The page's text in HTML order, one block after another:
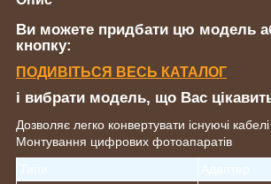
Ви можете придбати цю модель
кнопку:
ПОДИВІТЬСЯ ВЕСЬ КАТАЛОГ
і вибрати модель, що Вас
Дозволяє легко конвертувати існуючі
Монтування цифрових фотоапаратів